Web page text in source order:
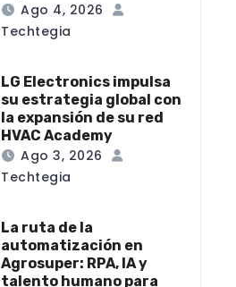
Ago 4, 2026
Techtegia
LG Electronics impulsa
su estrategia global con
la expansión de su red
HVAC Academy
Ago 3, 2026
Techtegia
La ruta de la
automatización en
Agrosuper: RPA, IA y
talento humano para